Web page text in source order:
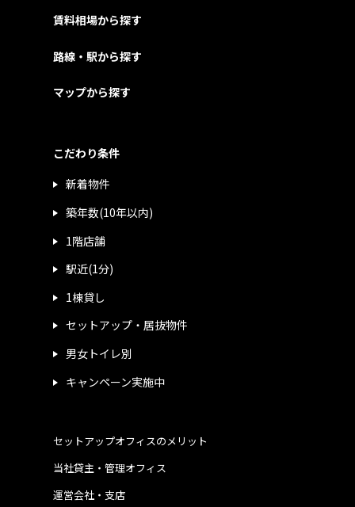
賃料相場から探す
路線・駅から探す
マップから探す
こだわり条件
新着物件
築年数(10年以内)
1階店舗
駅近(1分)
1棟貸し
セットアップ・居抜物件
男女トイレ別
キャンペーン実施中
運営会社・支店
当社貸主・管理オフィス
セットアップオフィスのメリット